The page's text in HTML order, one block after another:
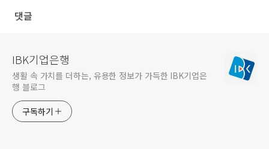
댓글
IBK기업은행
생활 속 가치를 더하는, 유용한 정보가 가득한 IBK기업은
행 블로그
구독하기